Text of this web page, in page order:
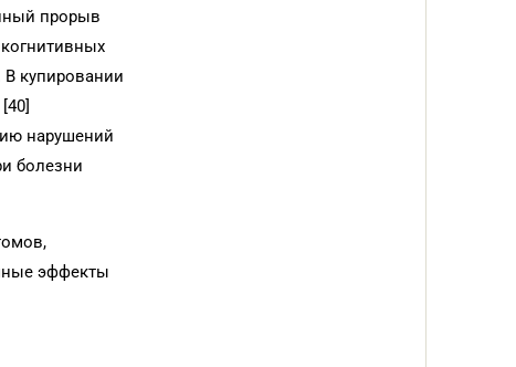
прорыв
купировании
нарушений
болезни
эффекты